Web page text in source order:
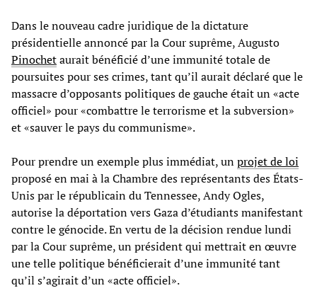
Dans le nouveau cadre juridique de la dictature
présidentielle annoncé par la Cour suprême, Augusto
Pinochetaurait bénéficié d’une immunité totale de
poursuites pour ses crimes, tant qu’il aurait déclaré que le
massacre d’opposants politiques de gauche était un «acte
officiel» pour «combattre le terrorisme et la subversion»
et «sauver le pays du communisme».
Pour prendre un exemple plus immédiat, unprojet de loi
proposé en mai à la Chambre des représentants des États-
Unis par le républicain du Tennessee, Andy Ogles,
autorise la déportation vers Gaza d’étudiants manifestant
contre le génocide. En vertu de la décision rendue lundi
par la Cour suprême, un président qui mettrait en œuvre
une telle politique bénéficierait d’une immunité tant
qu’il s’agirait d’un «acte officiel».